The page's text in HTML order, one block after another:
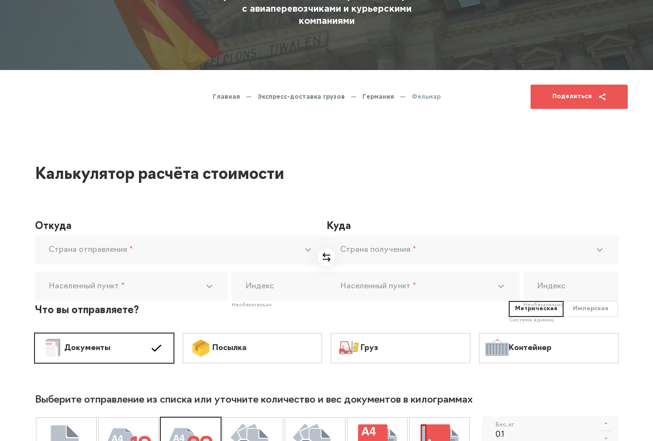
Полезная информация
декларирование
Помощь
с авиаперевозчиками и курьерскими
компаниями
Главная — Экспресс-доставка грузов — Германия — Фельмар Поделиться
Калькулятор расчёта стоимости
Откуда
Страна отправления *
Населенный пункт * Индекс
Необязательно
Куда
Страна получения *
Населенный пункт * Индекс
Необязательно
Что вы отправляете? Метрическая Имперская
Система единиц
Документы Посылка Груз Контейнер
Выберите отправление из списка или уточните количество и вес документов в килограммах
Вес, кг